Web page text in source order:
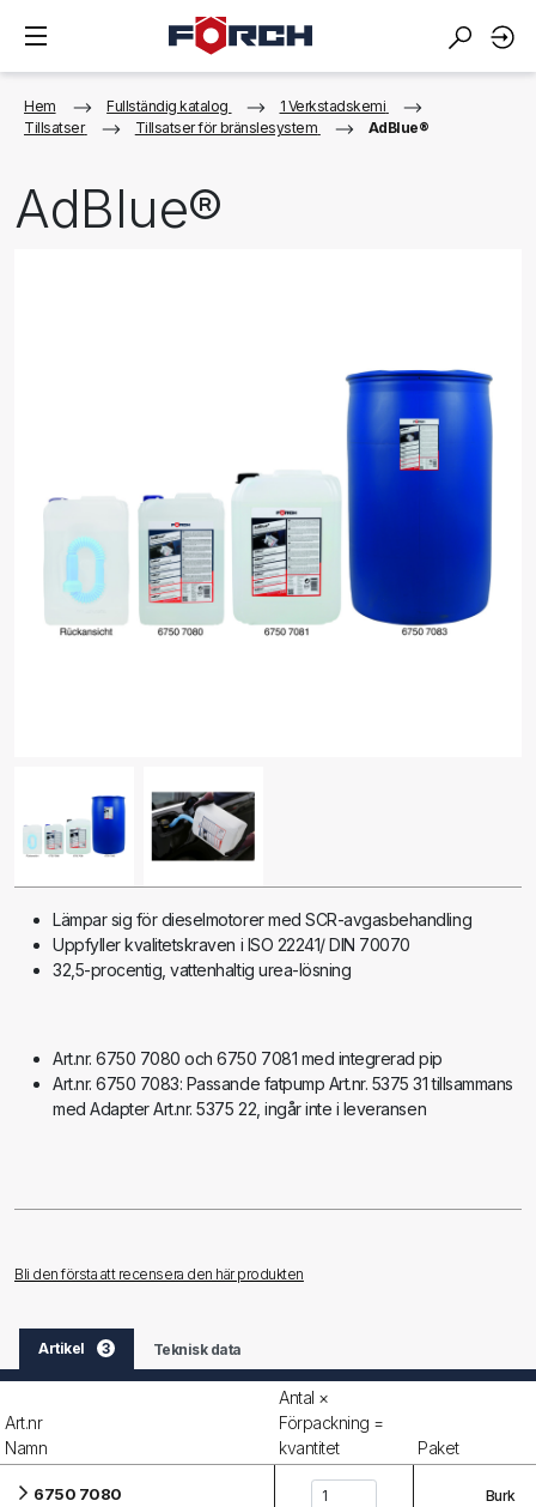
Hem Fullständig katalog
1 Verkstadskemi
Tillsatser
Tillsatser för bränslesystem AdBlue®
AdBlue®
Lämpar sig för dieselmotorer med SCR-avgasbehandling
Uppfyller kvalitetskraven i ISO 22241/ DIN 70070
32,5-procentig, vattenhaltig urea-lösning
Art.nr. 6750 7080 och 6750 7081 med integrerad pip
Art.nr. 6750 7083: Passande fatpump Art.nr. 5375 31 tillsammans
med Adapter Art.nr. 5375 22, ingår inte i leveransen
Bli den första att recensera den här produkten
Artikel 3 Teknisk data
Art.nr
Namn
Antal ×
Förpackning =
kvantitet
Paket
6750 7080 Burk